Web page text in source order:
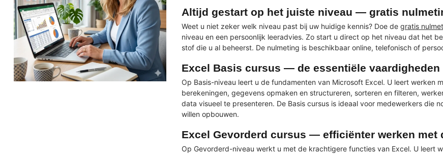
Altijd gestart op het juiste niveau — gratis
Weet u niet zeker welk niveau past bij uw huidige kennis? Doe de gratis
niveau en een persoonlijk leeradvies. Zo start u direct op het niveau dat het
stof die u al beheerst. De nulmeting is beschikbaar online, telefonisch of
Excel Basis cursus — de essentiële vaardigheden
Op Basis-niveau leert u de fundamenten van Microsoft Excel. U leert werken
berekeningen, gegevens opmaken en structureren, sorteren en filteren,
data visueel te presenteren. De Basis cursus is ideaal voor medewerkers die
willen opbouwen.
Excel Gevorderd cursus — efficiënter werken met
Op Gevorderd-niveau werkt u met de krachtigere functies van Excel. U leert